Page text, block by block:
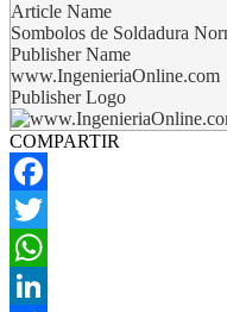
Article Name
Sombolos de Soldadura
Publisher Name
www.IngenieriaOnline.com
Publisher Logo
COMPARTIR
Facebook
Twitter
WhatsApp